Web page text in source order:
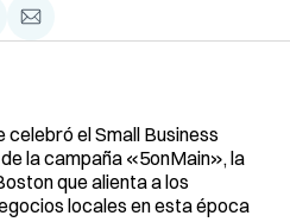
Compartir
via
celebró el Small Business
la campaña «5onMain», la
que alienta a los
locales en esta época